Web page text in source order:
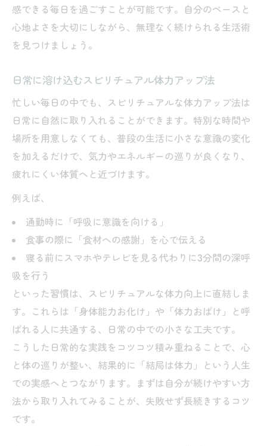
感できる毎日を過ごすことが可能です。自分のペースと
心地よさを大切にしながら、無理なく続けられる生活術
を見つけましょう。
日常に溶け込むスピリチュアル体力アップ法
忙しい毎日の中でも、スピリチュアルな体力アップ法は
日常に自然に取り入れることができます。特別な時間や
場所を用意しなくても、普段の生活に小さな意識の変化
を加えるだけで、気力やエネルギーの巡りが良くなり、
疲れにくい体質へと近づけます。
例えば、
通勤時に「呼吸に意識を向ける」
食事の際に「食材への感謝」を心で伝える
寝る前にスマホやテレビを見る代わりに3分間の深呼
吸を行う
といった習慣は、スピリチュアルな体力向上に直結しま
す。これらは「身体能力お化け」や「体力おばけ」と呼
ばれる人に共通する、日常の中での小さな工夫です。
こうした日常的な実践をコツコツ積み重ねることで、心
と体の巡りが整い、結果的に「結局は体力」という人生
での実感へとつながります。まずは自分が続けやすい方
法から取り入れてみることが、失敗せず長続きするコツ
です。